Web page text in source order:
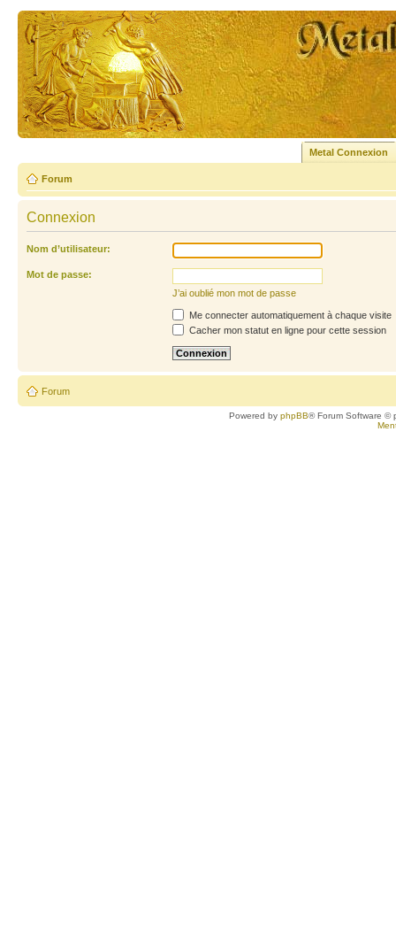
Metal Connexion
Forum
Connexion
Nom d’utilisateur:
Mot de passe:
J’ai oublié mon mot de passe
Me connecter automatiquement à chaque visite
Cacher mon statut en ligne pour cette session
Forum
Powered byphpBB® Forum Software ©